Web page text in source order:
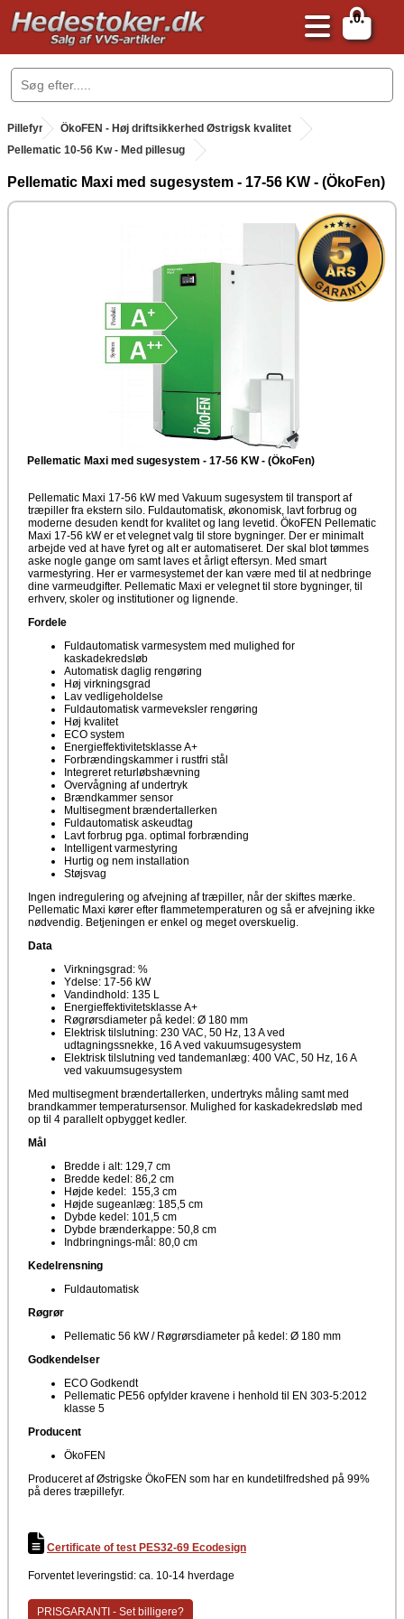
0
.
Pillefyr . ÖkoFEN - Høj driftsikkerhed Østrigsk kvalitet
Pellematic 10-56 Kw - Med pillesug
Pellematic Maxi med sugesystem - 17-56 KW - (ÖkoFen)
Pellematic Maxi med sugesystem - 17-56 KW - (ÖkoFen)
Pellematic Maxi 17-56 kW med Vakuum sugesystem til transport af
træpiller fra ekstern silo. Fuldautomatisk, økonomisk, lavt forbrug og
moderne desuden kendt for kvalitet og lang levetid. ÖkoFEN Pellematic
Maxi 17-56 kW er et velegnet valg til store bygninger. Der er minimalt
arbejde ved at have fyret og alt er automatiseret. Der skal blot tømmes
aske nogle gange om samt laves et årligt eftersyn. Med smart
varmestyring. Her er varmesystemet der kan være med til at nedbringe
dine varmeudgifter. Pellematic Maxi er velegnet til store bygninger, til
erhverv, skoler og institutioner og lignende.
Fordele
Fuldautomatisk varmesystem med mulighed for
kaskadekredsløb
Automatisk daglig rengøring
Høj virkningsgrad
Lav vedligeholdelse
Fuldautomatisk varmeveksler rengøring
Høj kvalitet
ECO system
Energieffektivitetsklasse A+
Forbrændingskammer i rustfri stål
Integreret returløbshævning
Overvågning af undertryk
Brændkammer sensor
Multisegment brændertallerken
Fuldautomatisk askeudtag
Lavt forbrug pga. optimal forbrænding
Intelligent varmestyring
Hurtig og nem installation
Støjsvag
Ingen indregulering og afvejning af træpiller, når der skiftes mærke.
Pellematic Maxi kører efter flammetemperaturen og så er afvejning ikke
nødvendig. Betjeningen er enkel og meget overskuelig.
Data
Virkningsgrad: %
Ydelse: 17-56 kW
Vandindhold: 135 L
Energieffektivitetsklasse A+
Røgrørsdiameter på kedel: Ø 180 mm
Elektrisk tilslutning: 230 VAC, 50 Hz, 13 A ved
udtagningssnekke, 16 A ved vakuumsugesystem
Elektrisk tilslutning ved tandemanlæg: 400 VAC, 50 Hz, 16 A
ved vakuumsugesystem
Med multisegment brændertallerken, undertryks måling samt med
brandkammer temperatursensor. Mulighed for kaskadekredsløb med
op til 4 parallelt opbygget kedler.
Mål
Bredde i alt: 129,7 cm
Bredde kedel: 86,2 cm
Højde kedel: 155,3 cm
Højde sugeanlæg: 185,5 cm
Dybde kedel: 101,5 cm
Dybde brænderkappe: 50,8 cm
Indbringnings-mål: 80,0 cm
Kedelrensning
Fuldautomatisk
Røgrør
Pellematic 56 kW / Røgrørsdiameter på kedel: Ø 180 mm
Godkendelser
ECO Godkendt
Pellematic PE56 opfylder kravene i henhold til EN 303-5:2012
klasse 5
Producent
ÖkoFEN
Produceret af Østrigske ÖkoFEN som har en kundetilfredshed på 99%
på deres træpillefyr.
Certificate of test PES32-69 Ecodesign
Forventet leveringstid: ca. 10-14 hverdage
PRISGARANTI - Set billigere?